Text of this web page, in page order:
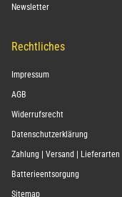
Newsletter
Rechtliches
Impressum
AGB
Widerrufsrecht
Datenschutzerklärung
Zahlung | Versand | Lieferarten
Batterieentsorgung
Sitemap